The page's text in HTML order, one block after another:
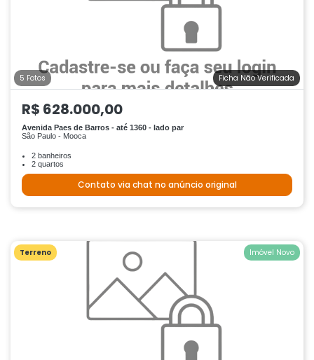
5 Fotos Ficha Não Verificada
R$ 628.000,00
Avenida Paes de Barros - até 1360 - lado par
São Paulo - Mooca
2 banheiros
2 quartos
Contato via chat no anúncio original
Terreno Imóvel Novo